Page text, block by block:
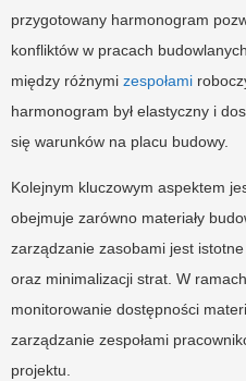
przygotowany harmonogram
konfliktów w pracach
między różnymi zespołami
harmonogram był elastyczny i
się warunków na placu budowy.
Kolejnym kluczowym aspektem
obejmuje zarówno materiały
zarządzanie zasobami jest
oraz minimalizacji strat. W
monitorowanie dostępności
zarządzanie zespołami
projektu.